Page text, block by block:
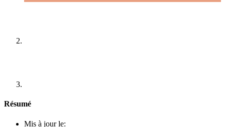
Résumé
Mis à jour le: